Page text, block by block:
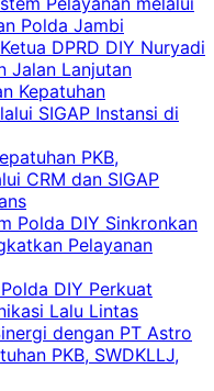
Polda Jambi
DPRD DIY Nuryadi
Jalan Lanjutan
Kepatuhan
SIGAP Instansi di
PKB,
CRM dan SIGAP
Polda DIY Sinkronkan
Pelayanan
DIY Perkuat
Lalu Lintas
dengan PT Astro
PKB, SWDKLLJ,